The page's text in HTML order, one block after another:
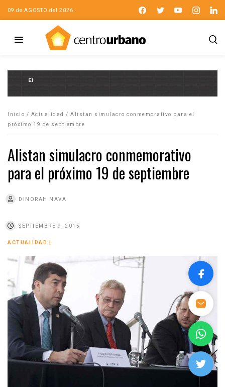
09 de AGOSTO del 2026
Inicio / Actualidad / Alistan simulacro conmemorativo para el
próximo 19 de septiembre
Alistan simulacro conmemorativo
para el próximo 19 de septiembre
DINORAH NAVA
SEPTIEMBRE 9, 2015
ACTUALIDAD